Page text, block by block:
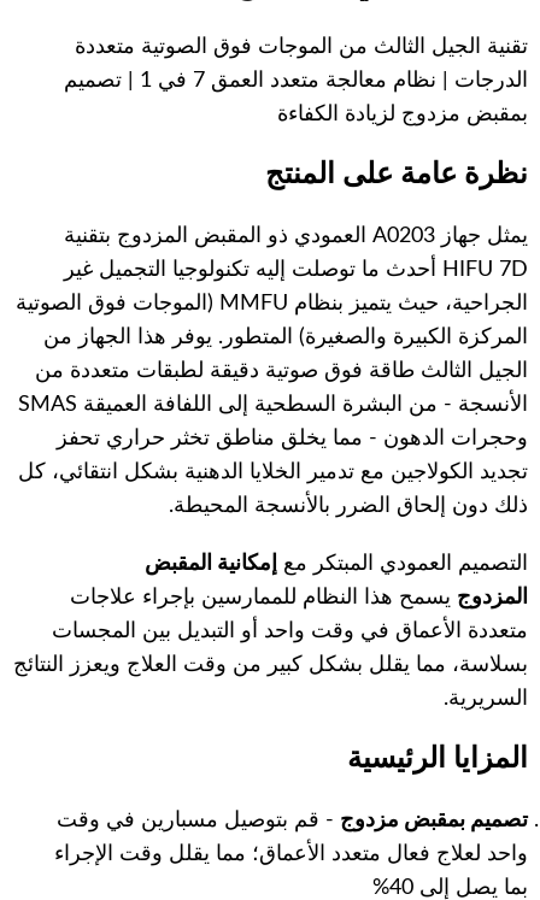
تقنية الجيل الثالث من الموجات فوق الصوتية متعددة
الدرجات | نظام معالجة متعدد العمق 7 في 1 | تصميم
بمقبض مزدوج لزيادة الكفاءة
نظرة عامة على المنتج
يمثل جهاز A0203 العمودي ذو المقبض المزدوج بتقنية
HIFU 7D أحدث ما توصلت إليه تكنولوجيا التجميل غير
الجراحية، حيث يتميز بنظام MMFU (الموجات فوق الصوتية
المركزة الكبيرة والصغيرة) المتطور. يوفر هذا الجهاز من
الجيل الثالث طاقة فوق صوتية دقيقة لطبقات متعددة من
الأنسجة - من البشرة السطحية إلى اللفافة العميقة SMAS
وحجرات الدهون - مما يخلق مناطق تخثر حراري تحفز
تجديد الكولاجين مع تدمير الخلايا الدهنية بشكل انتقائي، كل
ذلك دون إلحاق الضرر بالأنسجة المحيطة.
التصميم العمودي المبتكر مع
إمكانية المقبض
المزدوج يسمح هذا النظام للممارسين بإجراء علاجات
متعددة الأعماق في وقت واحد أو التبديل بين المجسات
بسلاسة، مما يقلل بشكل كبير من وقت العلاج ويعزز النتائج
السريرية.
المزايا الرئيسية
تصميم بمقبض مزدوج - قم بتوصيل مسبارين في وقت
واحد لعلاج فعال متعدد الأعماق؛ مما يقلل وقت الإجراء
بما يصل إلى 40%